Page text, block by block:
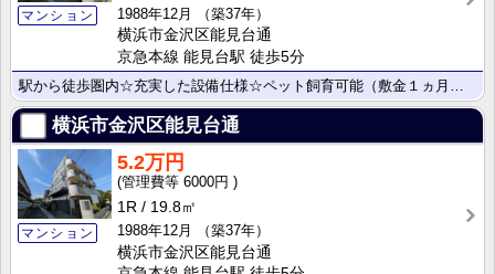
マンション
1988年12月
（築37年）
横浜市金沢区能見台通
京急本線 能見台駅 徒歩5分
横浜市金沢区能見台通
マンション
5.2万円
6000円
1R
19.8㎡
1988年12月
（築37年）
横浜市金沢区能見台通